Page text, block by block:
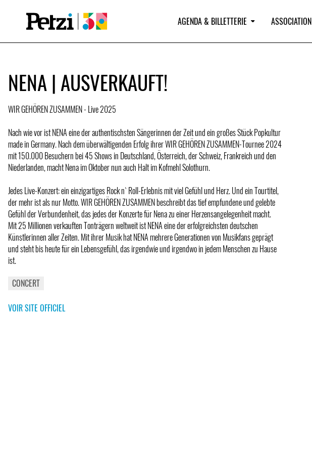
AGENDA & BILLETTERIE ASSOCIATION
NENA | AUSVERKAUFT!
WIR GEHÖREN ZUSAMMEN - Live 2025
Nach wie vor ist NENA eine der authentischsten Sängerinnen der Zeit und ein großes Stück Popkultur
made in Germany. Nach dem überwältigenden Erfolg ihrer WIR GEHÖREN ZUSAMMEN-Tournee 2024
mit 150.000 Besuchern bei 45 Shows in Deutschland, Österreich, der Schweiz, Frankreich und den
Niederlanden, macht Nena im Oktober nun auch Halt im Kofmehl Solothurn.
Jedes Live-Konzert: ein einzigartiges Rock n` Roll-Erlebnis mit viel Gefühl und Herz. Und ein Tourtitel,
der mehr ist als nur Motto. WIR GEHÖREN ZUSAMMEN beschreibt das tief empfundene und gelebte
Gefühl der Verbundenheit, das jedes der Konzerte für Nena zu einer Herzensangelegenheit macht.
Mit 25 Millionen verkauften Tonträgern weltweit ist NENA eine der erfolgreichsten deutschen
Künstlerinnen aller Zeiten. Mit ihrer Musik hat NENA mehrere Generationen von Musikfans geprägt
und steht bis heute für ein Lebensgefühl, das irgendwie und irgendwo in jedem Menschen zu Hause
ist.
CONCERT
VOIR SITE OFFICIEL